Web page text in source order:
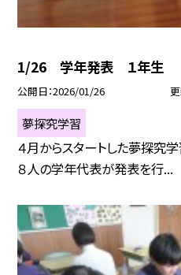
1/26 学年発表 １年生
公開日 2026/01/26
夢探究学習
４月からスタートした夢探究
８人の学年代表が発表を行...